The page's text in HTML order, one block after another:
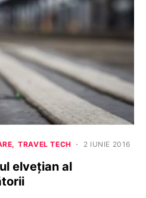
TRAVEL TECH 2 IUNIE 2016
elvețian al